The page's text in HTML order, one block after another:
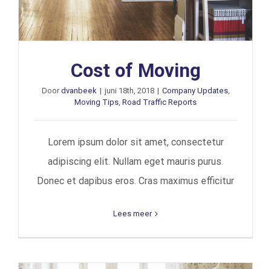
Cost of Moving
Door dvanbeek | juni 18th, 2018 | Company Updates,
Moving Tips Road Traffic Reports
Lorem ipsum dolor sit amet, consectetur
adipiscing elit. Nullam eget mauris purus.
Donec et dapibus eros. Cras maximus efficitur
Lees meer